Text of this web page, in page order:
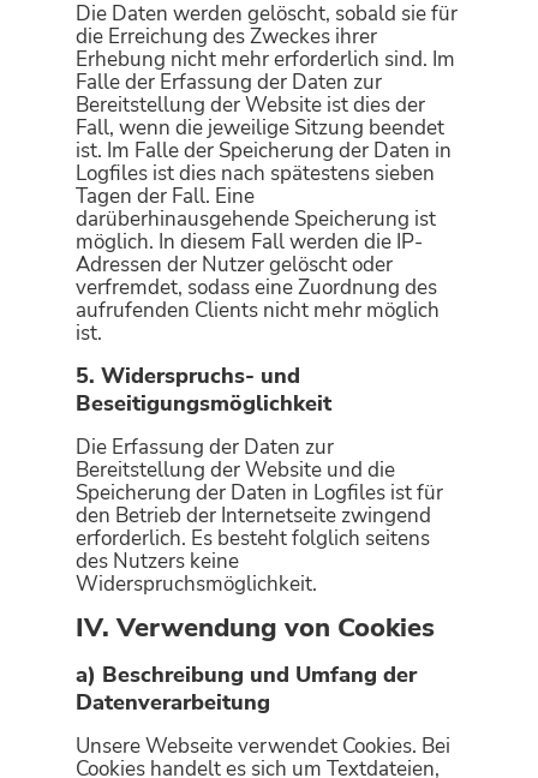
Die Daten werden gelöscht, sobald sie für
die Erreichung des Zweckes ihrer
Erhebung nicht mehr erforderlich sind. Im
Falle der Erfassung der Daten zur
Bereitstellung der Website ist dies der
Fall, wenn die jeweilige Sitzung beendet
ist. Im Falle der Speicherung der Daten in
Logfiles ist dies nach spätestens sieben
Tagen der Fall. Eine
darüberhinausgehende Speicherung ist
möglich. In diesem Fall werden die IP-
Adressen der Nutzer gelöscht oder
verfremdet, sodass eine Zuordnung des
aufrufenden Clients nicht mehr möglich
ist.
5. Widerspruchs- und
Beseitigungsmöglichkeit
Die Erfassung der Daten zur
Bereitstellung der Website und die
Speicherung der Daten in Logfiles ist für
den Betrieb der Internetseite zwingend
erforderlich. Es besteht folglich seitens
des Nutzers keine
Widerspruchsmöglichkeit.
IV. Verwendung von Cookies
a) Beschreibung und Umfang der
Datenverarbeitung
Unsere Webseite verwendet Cookies. Bei
Cookies handelt es sich um Textdateien,